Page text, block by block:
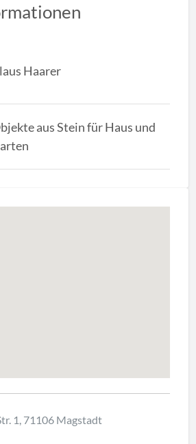
Haarer
aus Stein für Haus und
1, 71106 Magstadt